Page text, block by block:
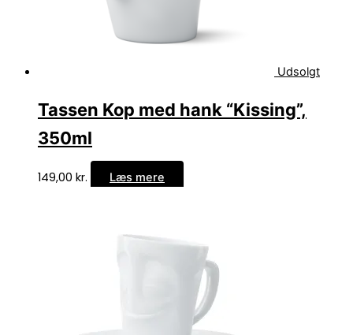
Udsolgt
Tassen Kop med hank “Kissing”,
350ml
149,00 kr. Læs mere